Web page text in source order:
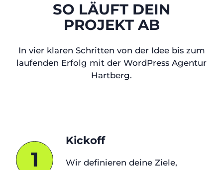
SO LÄUFT DEIN
PROJEKT AB
In vier klaren Schritten von der Idee bis zum
laufenden Erfolg mit der WordPress Agentur
Hartberg.
1
Kickoff
Wir definieren deine Ziele,